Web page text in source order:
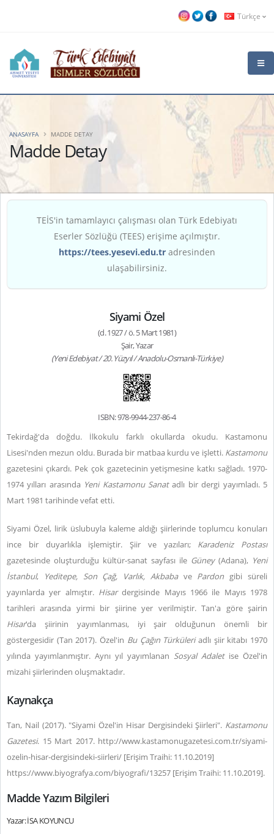
Türkçe
Madde Detay
ANASAYFA MADDE DETAY
TEİS'in tamamlayıcı çalışması olan Türk Edebiyatı
Eserler Sözlüğü (TEES) erişime açılmıştır.
https://tees.yesevi.edu.tr adresinden
ulaşabilirsiniz.
Siyami Özel
(d. 1927 / ö. 5 Mart 1981)
Şair, Yazar
(Yeni Edebiyat / 20. Yüzyıl / Anadolu-Osmanlı-Türkiye)
ISBN: 978-9944-237-86-4
Tekirdağ'da doğdu. İlkokulu farklı okullarda okudu. Kastamonu
Lisesi'nden mezun oldu. Burada bir matbaa kurdu ve işletti. Kastamonu
gazetesini çıkardı. Pek çok gazetecinin yetişmesine katkı sağladı. 1970-
1974 yılları arasında Yeni Kastamonu Sanatadlı bir dergi yayımladı. 5
Mart 1981 tarihinde vefat etti.
Siyami Özel, lirik üslubuyla kaleme aldığı şiirlerinde toplumcu konuları
ince bir duyarlıkla işlemiştir. Şiir ve yazıları; Karadeniz Postası
gazetesinde oluşturduğu kültür-sanat sayfası ile Güney(Adana), Yeni
İstanbul, Yeditepe, Son Çağ, Varlık, Akbaba ve Pardon gibi süreli
yayınlarda yer almıştır. Hisardergisinde Mayıs 1966 ile Mayıs 1978
tarihleri arasında yirmi bir şiirine yer verilmiştir. Tan'a göre şairin
Hisar’da şiirinin yayımlanması, iyi şair olduğunun önemli bir
göstergesidir (Tan 2017). Özel'in Bu Çağın Türküleriadlı şiir kitabı 1970
yılında yayımlanmıştır. Aynı yıl yayımlanan Sosyal Adaletise Özel'in
mizahi şiirlerinden oluşmaktadır.
Kaynakça
Tan, Nail (2017). "Siyami Özel'in Hisar Dergisindeki Şiirleri". Kastamonu
Gazetesi. 15 Mart 2017. http://www.kastamonugazetesi.com.tr/siyami-
ozelin-hisar-dergisindeki-siirleri/ [Erişim Traihi: 11.10.2019]
https://www.biyografya.com/biyografi/13257 [Erişim Traihi: 11.10.2019].
Madde Yazım Bilgileri
Yazar: İSA KOYUNCU